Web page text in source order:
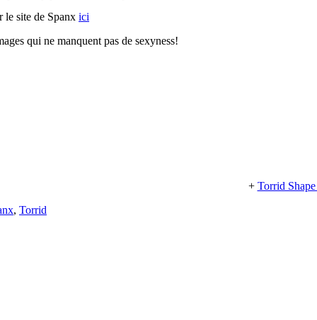
le site de Spanx ici
qui ne manquent pas de sexyness!
+ Torrid
, Torrid